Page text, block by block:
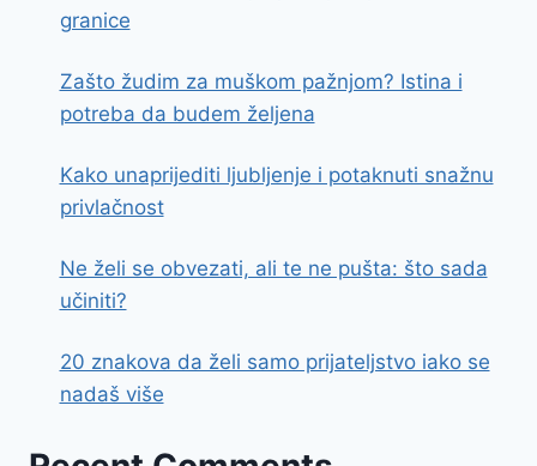
granice
Zašto žudim za muškom pažnjom? Istina i
potreba da budem željena
Kako unaprijediti ljubljenje i potaknuti snažnu
privlačnost
Ne želi se obvezati, ali te ne pušta: što sada
učiniti?
20 znakova da želi samo prijateljstvo iako se
nadaš više